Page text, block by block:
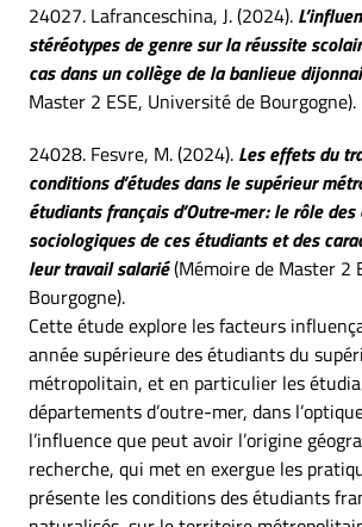
24027. Lafranceschina, J. (2024).
stéréotypes de genre sur la réussite
cas dans un collège de la banlieue
Master 2 ESE, Université de Bourgogne).
24028. Fesvre, M. (2024). Les effets du
conditions d’études dans le supérieur
étudiants français d’Outre-mer : le rôle
sociologiques de ces étudiants et des
leur travail salarié(Mémoire de Master 2
Bourgogne).
Cette étude explore les facteurs
année supérieure des étudiants du
métropolitain, et en particulier les
départements d’outre-mer, dans
l’influence que peut avoir l’origine
recherche, qui met en exergue les
présente les conditions des étudiants